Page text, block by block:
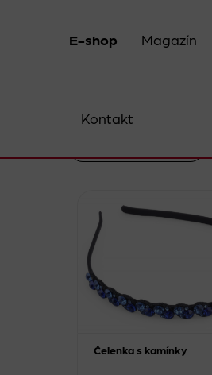
E-shop Magazín
Kontakt
Čelenka s kamínky